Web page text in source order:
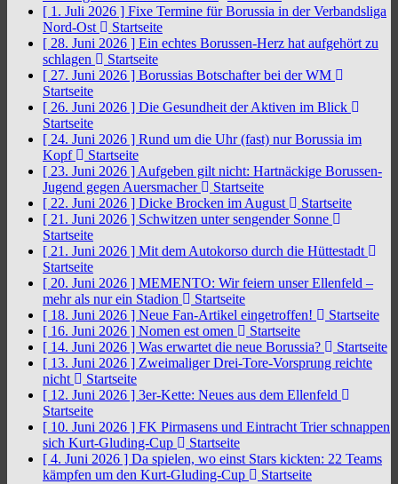
[ 1. Juli 2026 ] Fixe Termine für Borussia in der Verbandsliga
Nord-Ost
Startseite
[ 28. Juni 2026 ] Ein echtes Borussen-Herz hat aufgehört zu
schlagen
Startseite
[ 27. Juni 2026 ] Borussias Botschafter bei der WM
Startseite
[ 26. Juni 2026 ] Die Gesundheit der Aktiven im Blick
Startseite
[ 24. Juni 2026 ] Rund um die Uhr (fast) nur Borussia im
Kopf
Startseite
[ 23. Juni 2026 ] Aufgeben gilt nicht: Hartnäckige Borussen-
Jugend gegen Auersmacher
Startseite
[ 22. Juni 2026 ] Dicke Brocken im August
Startseite
[ 21. Juni 2026 ] Schwitzen unter sengender Sonne
Startseite
[ 21. Juni 2026 ] Mit dem Autokorso durch die Hüttestadt
Startseite
[ 20. Juni 2026 ] MEMENTO: Wir feiern unser Ellenfeld –
mehr als nur ein Stadion
Startseite
[ 18. Juni 2026 ] Neue Fan-Artikel eingetroffen!
Startseite
[ 16. Juni 2026 ] Nomen est omen
Startseite
[ 14. Juni 2026 ] Was erwartet die neue Borussia?
Startseite
[ 13. Juni 2026 ] Zweimaliger Drei-Tore-Vorsprung reichte
nicht
Startseite
[ 12. Juni 2026 ] 3er-Kette: Neues aus dem Ellenfeld
Startseite
[ 10. Juni 2026 ] FK Pirmasens und Eintracht Trier schnappen
sich Kurt-Gluding-Cup
Startseite
[ 4. Juni 2026 ] Da spielen, wo einst Stars kickten: 22 Teams
kämpfen um den Kurt-Gluding-Cup
Startseite